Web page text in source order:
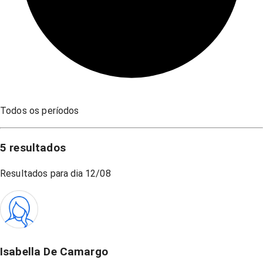
Todos os períodos
5 resultados
Resultados para dia 12/08
Isabella De Camargo